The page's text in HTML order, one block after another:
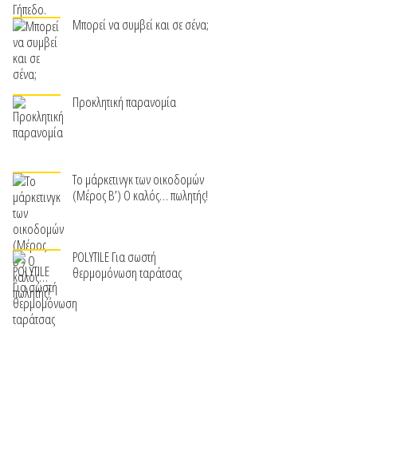
Μπορεί να συμβεί και σε σένα;
Προκλητική παρανομία
Το μάρκετινγκ των οικοδομών
(Μέρος Β’) Ο καλός… πωλητής!
POLYTILE Για σωστή
θερμομόνωση ταράτσας